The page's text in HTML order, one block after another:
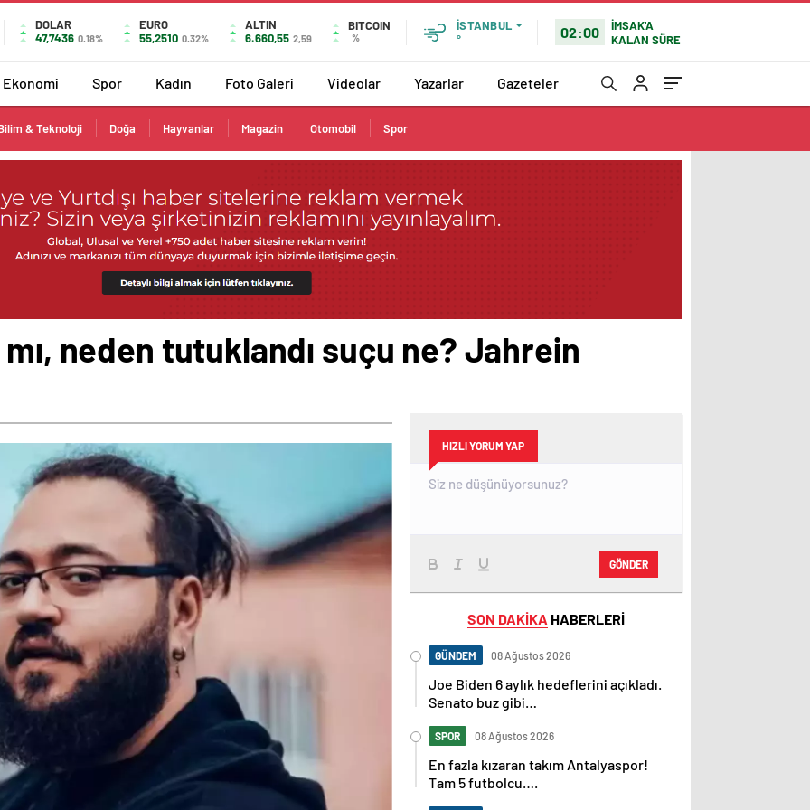
DOLAR
47,7436 0.18%
EURO
55,2510 0.32%
ALTIN
6.660,55 2,59
BITCOIN
%
İSTANBUL
°
02:00
İMSAK'A
KALAN SÜRE
Ekonomi Spor Kadın Foto Galeri Videolar Yazarlar Gazeteler
& Teknoloji Doğa Hayvanlar Magazin Otomobil Spor
neden tutuklandı suçu ne? Jahrein
HIZLI YORUM YAP
GÖNDER
SON DAKİKA HABERLERİ
GÜNDEM 08 Ağustos 2026
Joe Biden 6 aylık hedeflerini açıkladı.
Senato buz gibi…
SPOR 08 Ağustos 2026
En fazla kızaran takım Antalyaspor!
Tam 5 futbolcu….